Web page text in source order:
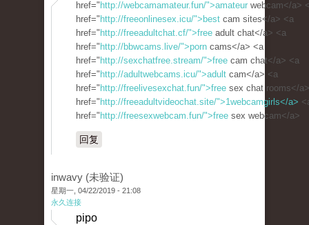
href=" http://webcamamateur.fun/">amateur webcam</a>
href=" http://freeonlinesex.icu/">best cam sites</a> <a
href=" http://freeadultchat.cf/">free adult chat</a> <a
href=" http://bbwcams.live/">porn cams</a> <a
href=" http://sexchatfree.stream/">free cam chat</a> <a
href=" http://adultwebcams.icu/">adult cam</a> <a
href=" http://freelivesexchat.fun/">free sex chat rooms</
href=" http://freeadultvideochat.site/">1webcamgirls</a>
href=" http://freesexwebcam.fun/">free sex webcam</a>
回复
inwavy (未验证)
星期一, 04/22/2019 - 21:08
永久连接
pipo